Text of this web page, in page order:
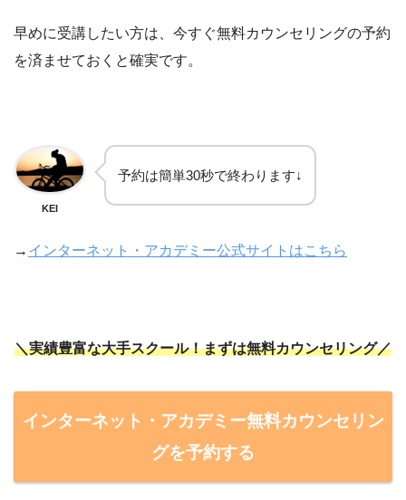
早めに受講したい方は、今すぐ無料カウンセリングの予約
を済ませておくと確実です。
KEI
予約は簡単30秒で終わります↓
→ インターネット・アカデミー公式サイトはこちら
＼実績豊富な大手スクール！まずは無料カウンセリング／
インターネット・アカデミー無料カウンセリン
グを予約する